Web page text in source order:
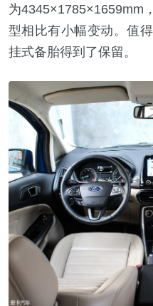
为4345×1785×1659mm
型相比有小幅变动。值
挂式备胎得到了保留。